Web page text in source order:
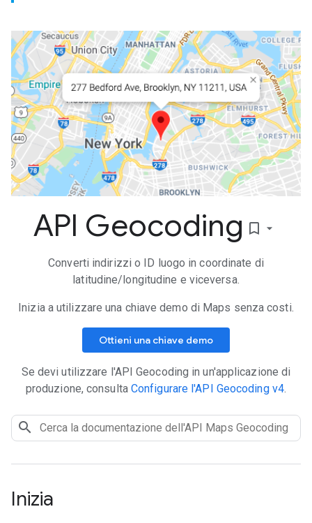
API Geocoding bookmark_border
Converti indirizzi o ID luogo in coordinate di
latitudine/longitudine e viceversa.
Inizia a utilizzare una chiave demo di Maps senza costi.
Ottieni una chiave demo
Se devi utilizzare l'API Geocoding in un'applicazione di
produzione, consulta Configurare l'API Geocoding v4.
Inizia